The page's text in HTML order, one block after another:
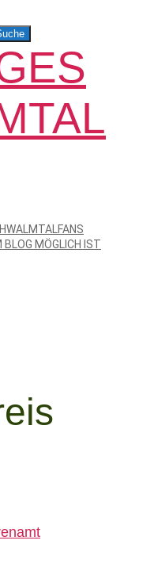
BLOG MÖGLICH IST